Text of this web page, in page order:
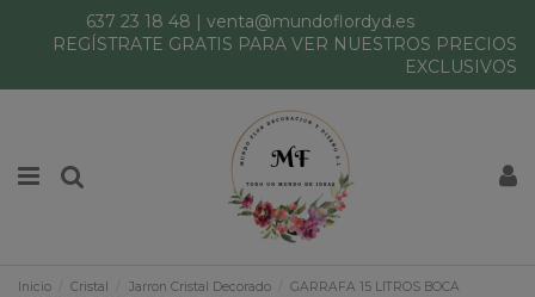
637 23 18 48 | venta@mundoflordyd.es
REGÍSTRATE GRATIS PARA VER NUESTROS PRECIOS
EXCLUSIVOS
Inicio Cristal Jarron Cristal Decorado
GARRAFA 15 LITROS BOCA